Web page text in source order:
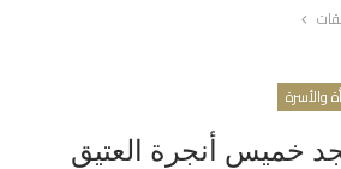
والأسرة
خميس أنجرة العتيق